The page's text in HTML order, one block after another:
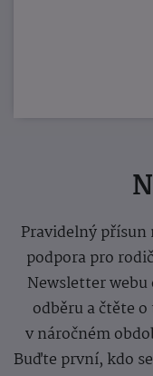
Pravidelný přísun
podpora pro
Newsletter
odběru a čtěte
v náročném
Buďte první, kdo